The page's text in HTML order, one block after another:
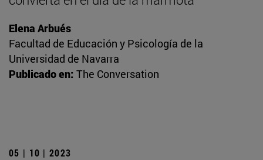
Elena Arbués
Facultad de Educación y Psicología de la
Universidad de Navarra
Publicado en: The Conversation
05 | 10 | 2023